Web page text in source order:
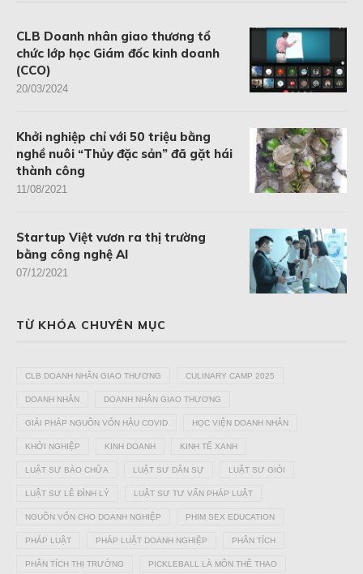
CLB Doanh nhân giao thương tổ
chức lớp học Giám đốc kinh doanh
(CCO)
20/03/2024
Khởi nghiệp chỉ với 50 triệu bằng
nghề nuôi “Thủy đặc sản” đã gặt hái
thành công
11/08/2021
Startup Việt vươn ra thị trường
bằng công nghệ AI
07/12/2021
TỪ KHÓA CHUYÊN MỤC
CLB DOANH NHÂN GIAO THƯƠNG CULINARY CAMP 2025
DOANH NHÂN DOANH NHÂN GIAO THƯƠNG
GIẢI PHÁP NGUỒN VỐN HẬU COVID HỌC VIỆN DOANH NHÂN
KHỞI NGHIỆP KINH DOANH KINH TẾ XANH
LUẬT SƯ BÀO CHỮA LUẬT SƯ DÂN SỰ LUẬT SƯ GIỎI
LUẬT SƯ LÊ ĐÌNH LÝ LUẬT SƯ TƯ VẤN PHÁP LUẬT
NGUỒN VỐN CHO DOANH NGHIỆP PHIM SEX EDUCATION
PHÁP LUẬT PHÁP LUẬT DOANH NGHIỆP PHÂN TÍCH
PHÂN TÍCH THỊ TRƯỜNG PICKLEBALL LÀ MÔN THỂ THAO